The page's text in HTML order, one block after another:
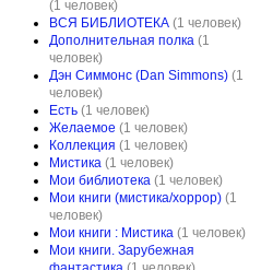
(1 человек)
ВСЯ БИБЛИОТЕКА (1 человек)
Дополнительная полка (1
человек)
Дэн Симмонс (Dan Simmons) (1
человек)
Есть (1 человек)
Желаемое (1 человек)
Коллекция (1 человек)
Мистика (1 человек)
Мои библиотека (1 человек)
Мои книги (мистика/хоррор) (1
человек)
Мои книги : Мистика (1 человек)
Мои книги. Зарубежная